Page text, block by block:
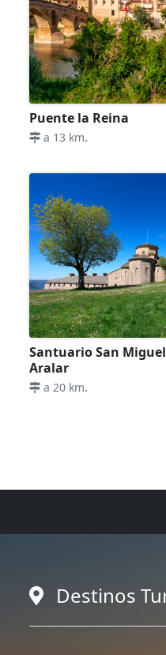
Puente la Reina
a 13 km.
Santuario San
Aralar
a 20 km.
Destinos